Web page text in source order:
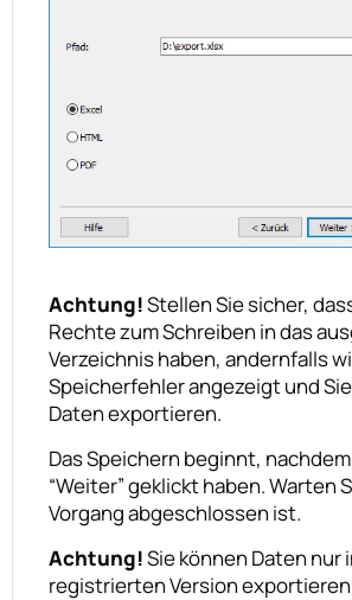
Achtung!Stellen Sie sicher,
Rechte zum Schreiben in das
Verzeichnis haben, andernfalls
Speicherfehler angezeigt und
Daten exportieren.
Das Speichern beginnt,
“Weiter” geklickt haben. Warten
Vorgang abgeschlossen ist.
Achtung!Sie können Daten nur
registrierten Version